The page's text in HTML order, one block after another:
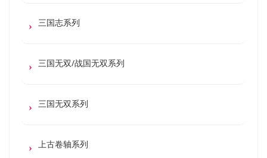
三国志系列
三国无双/战国无双系列
三国无双系列
上古卷轴系列